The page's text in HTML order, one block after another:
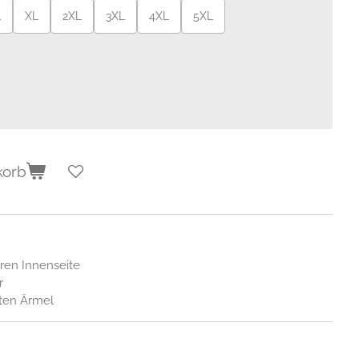
XL 2XL 3XL 4XL 5XL
Innenseite
Ärmel